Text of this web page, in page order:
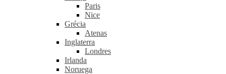
Paris
Nice
Grécia
Atenas
Inglaterra
Londres
Irlanda
Noruega